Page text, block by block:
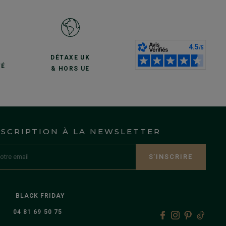
DÉTAXE UK
& HORS UE
À LA NEWSLETTER
S’INSCRIRE
BLACK FRIDAY
04 81 69 50 75